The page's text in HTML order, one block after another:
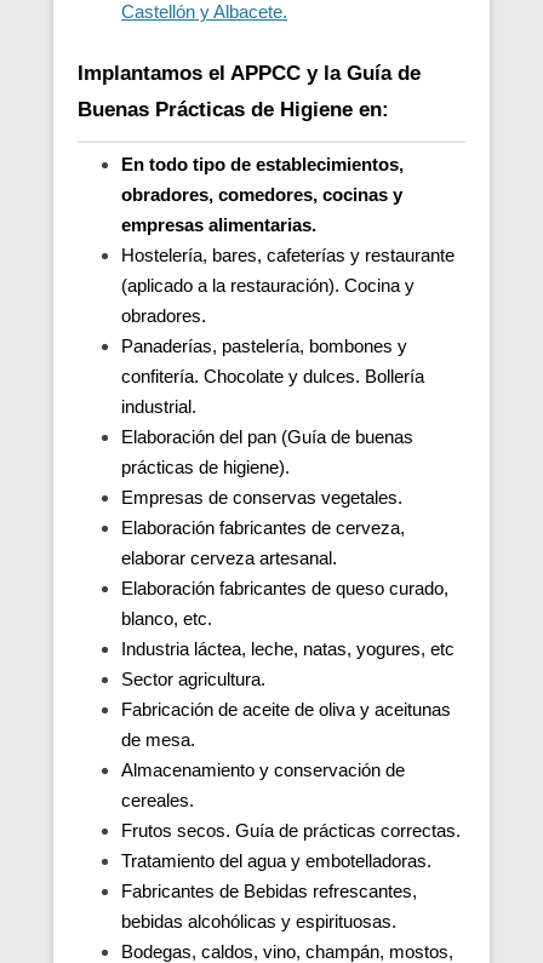
Castellón y Albacete.
Implantamos el APPCC y la Guía de
Buenas Prácticas de Higiene en:
En todo tipo de establecimientos,
obradores, comedores, cocinas y
empresas alimentarias.
Hostelería, bares, cafeterías y restaurante
(aplicado a la restauración). Cocina y
obradores.
Panaderías, pastelería, bombones y
confitería. Chocolate y dulces. Bollería
industrial.
Elaboración del pan (Guía de buenas
prácticas de higiene).
Empresas de conservas vegetales.
Elaboración fabricantes de cerveza,
elaborar cerveza artesanal.
Elaboración fabricantes de queso curado,
blanco, etc.
Industria láctea, leche, natas, yogures, etc
Sector agricultura.
Fabricación de aceite de oliva y aceitunas
de mesa.
Almacenamiento y conservación de
cereales.
Frutos secos. Guía de prácticas correctas.
Tratamiento del agua y embotelladoras.
Fabricantes de Bebidas refrescantes,
bebidas alcohólicas y espirituosas.
Bodegas, caldos, vino, champán, mostos,